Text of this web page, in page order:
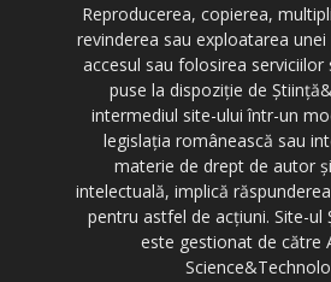
Reproducerea, copierea,
revinderea sau exploatarea
accesul sau folosirea
puse la dispoziție de
intermediul site-ului într-un
legislația românească sau
materie de drept de autor
intelectuală, implică
pentru astfel de acțiuni. Site-ul
este gestionat de către